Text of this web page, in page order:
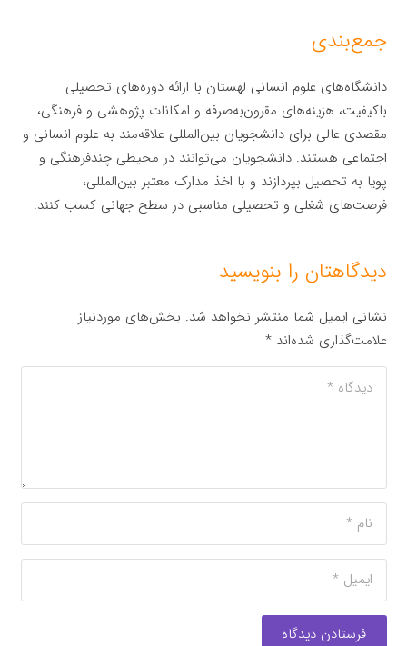
جمع‌بندی
دانشگاه‌های علوم انسانی لهستان با ارائه دوره‌های تحصیلی
باکیفیت، هزینه‌های مقرون‌به‌صرفه و امکانات پژوهشی و فرهنگی،
مقصدی عالی برای دانشجویان بین‌المللی علاقه‌مند به علوم انسانی و
اجتماعی هستند. دانشجویان می‌توانند در محیطی چندفرهنگی و
پویا به تحصیل بپردازند و با اخذ مدارک معتبر بین‌المللی،
فرصت‌های شغلی و تحصیلی مناسبی در سطح جهانی کسب کنند.
دیدگاهتان را بنویسید
نشانی ایمیل شما منتشر نخواهد شد. بخش‌های موردنیاز
علامت‌گذاری شده‌اند*
فرستادن دیدگاه